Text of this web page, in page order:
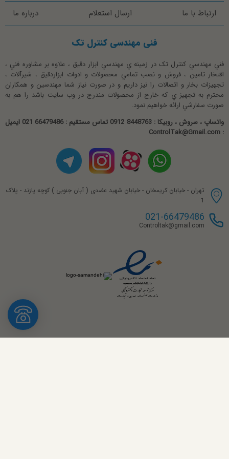
کانکشن : -------------------------- 1/4 BSP دنده ای
کلاس دقت : -------------------------------------- %2.5
نوع اتصال : ----------------------------------------- افقی
متریال گیج فشار خشک عمودی : آلمنیوم - برنج
نوع گیج فشار خشک عمودی : روغنی - عقربه ای
استاندارد گیج فشار خشک عمودی: -- EN 837-1
160 ~ 0 / 250 ~ 0 / 400 ~ 0 BAR
فروش گیج فشار خشک
فروش گیج فشار خشک دراگون نیز همچون سایر انواع گیج های فشار
برندهای چینی و اروپایی در این مجموعه صورت می پذیرد . گیج فشار
خشک دراگون با گستردگی رنج ، ابعاد صفحه ، قیمت نسبتاً پایین تر ،
از گیج های فشار پر مصرف صنایع مختلف محسوب می شود به همین
سبب در دستور فروش گیج فشار خشک ما علاوه بر نومنه های اروپایی
و ترک قرار دارد . خواهشمند است جهت و موجودی گیج فشار خشک
امتیاز 5 از 5
ارتباط با ما ارسال استعلام درباره ما
فنی مهندسی کنترل تک
فني مهندسي کنترل تک در زمينه ي مهندسي ابزار دقيق ، علاوه بر مشاوره فني ،
افتخار تامين ، فروش و نصب تمامي محصولات و ادوات ابزاردقيق ، شيرآلات ،
تجهيزات بخار و اتصالات را نيز داريم و در صورت نياز شما مهندسين و همکاران
محترم به تجهيز ي که خارج از محصولات مندرج در وب سايت باشد را هم به
صورت سفارشي ارائه خواهيم نمود.
واتساپ ، سروش ، روبیکا : 8448763 0912 تماس مستقیم : 66479486 021 ایمیل
: ControlTak@Gmail.com
تهران - خیابان کریمخان - خیابان شهید عضدی ( آبان جنوبی ) کوچه پازند - پلاک
1
021-66479486
Controltak@gmail.com